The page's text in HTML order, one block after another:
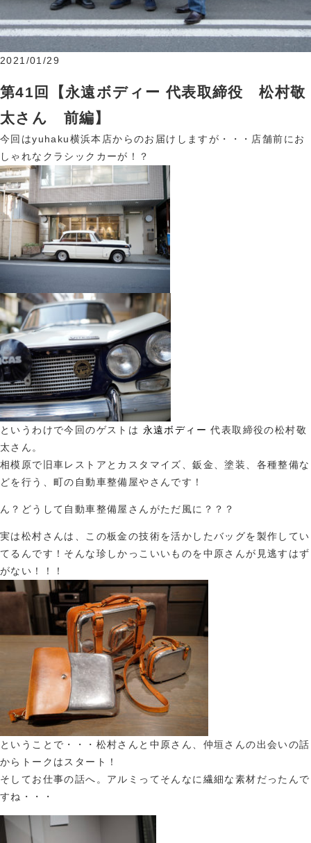
2021/01/29
第41回【永遠ボディー 代表取締役 松村敬
太さん 前編】
今回はyuhaku横浜本店からのお届けしますが・・・店舗前にお
しゃれなクラシックカーが！？
というわけで今回のゲストは 永遠ボディー 代表取締役の松村敬
太さん。
相模原で旧車レストアとカスタマイズ、鈑金、塗装、各種整備な
どを行う、町の自動車整備屋やさんです！
ん？どうして自動車整備屋さんがただ風に？？？
実は松村さんは、この板金の技術を活かしたバッグを製作してい
てるんです！そんな珍しかっこいいものを中原さんが見逃すはず
がない！！！
ということで・・・松村さんと中原さん、仲垣さんの出会いの話
からトークはスタート！
そしてお仕事の話へ。アルミってそんなに繊細な素材だったんで
すね・・・